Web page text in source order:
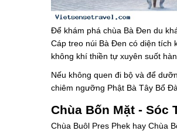
Để khám phá chùa Bà Đen du
Cáp treo núi Bà Đen có diện tích
không khí thiền tự xuyên suốt
Nếu không quen đi bộ và để
chiêm ngưỡng Phật Bà Tây Bổ
Chùa Bốn Mặt - Sóc
Chùa Buôl Pres Phek hay Chùa